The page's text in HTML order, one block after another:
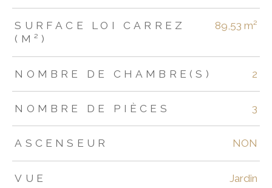
SURFACE LOI CARREZ
(M²)
89,53 m²
NOMBRE DE CHAMBRE(S) 2
NOMBRE DE PIÈCES 3
ASCENSEUR NON
VUE Jardin